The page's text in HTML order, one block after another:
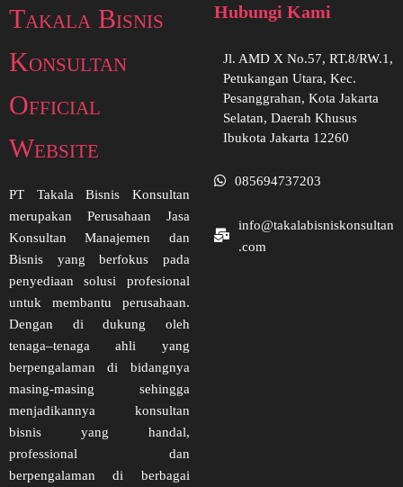
Takala Bisnis
Konsultan
Official
Website
PT Takala Bisnis Konsultan
merupakan Perusahaan Jasa
Konsultan Manajemen dan
Bisnis yang berfokus pada
penyediaan solusi profesional
untuk membantu perusahaan.
Dengan di dukung oleh
tenaga–tenaga ahli yang
berpengalaman di bidangnya
masing-masing sehingga
menjadikannya konsultan
bisnis yang handal,
professional dan
berpengalaman di berbagai
Hubungi Kami
Jl. AMD X No.57, RT.8/RW.1,
Petukangan Utara, Kec.
Pesanggrahan, Kota Jakarta
Selatan, Daerah Khusus
Ibukota Jakarta 12260
085694737203
info@takalabisniskonsultan
.com